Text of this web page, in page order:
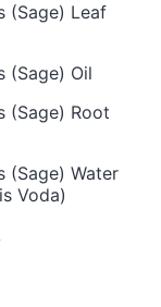
(Sage) Leaf
(Sage) Oil
(Sage) Root
(Sage) Water
Voda)